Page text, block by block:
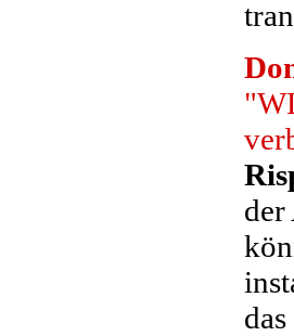
der